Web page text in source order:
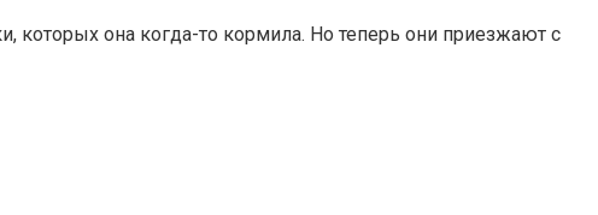
которых она когда-то кормила. Но теперь они приезжают с